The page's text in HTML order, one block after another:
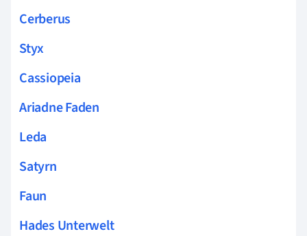
Cerberus
Styx
Cassiopeia
Ariadne Faden
Leda
Satyrn
Faun
Hades Unterwelt